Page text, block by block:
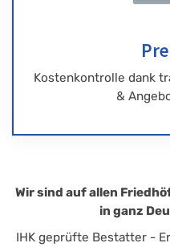
Kostenkontrolle dank
&
Wir sind auf allen
in ganz
IHK geprüfte Bestatter -